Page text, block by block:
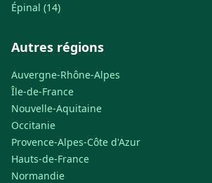
Épinal (14)
Autres régions
Auvergne-Rhône-Alpes
Île-de-France
Nouvelle-Aquitaine
Occitanie
Provence-Alpes-Côte d'Azur
Hauts-de-France
Normandie